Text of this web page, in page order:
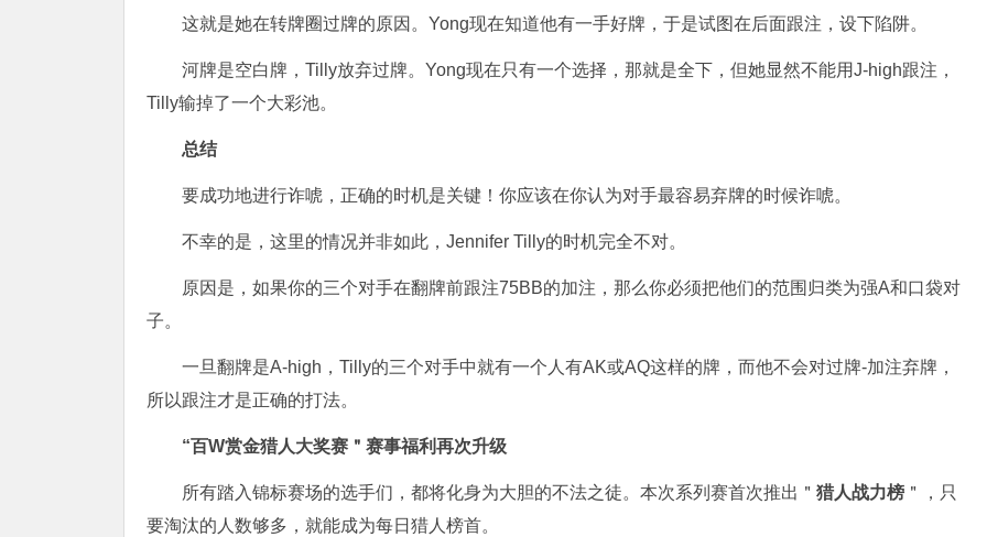
这就是她在转牌圈过牌的原因。Yong现在知道他有一手好牌，于是试图在后面跟注，设下陷阱。
河牌是空白牌，Tilly放弃过牌。Yong现在只有一个选择，那就是全下，但她显然不能用J-high跟注，
Tilly输掉了一个大彩池。
总结
要成功地进行诈唬，正确的时机是关键！你应该在你认为对手最容易弃牌的时候诈唬。
不幸的是，这里的情况并非如此，Jennifer Tilly的时机完全不对。
原因是，如果你的三个对手在翻牌前跟注75BB的加注，那么你必须把他们的范围归类为强A和口袋对
子。
一旦翻牌是A-high，Tilly的三个对手中就有一个人有AK或AQ这样的牌，而他不会对过牌-加注弃牌，
所以跟注才是正确的打法。
“百W赏金猎人大奖赛＂ 赛事福利再次升级
所有踏入锦标赛场的选手们，都将化身为大胆的不法之徒。本次系列赛首次推出＂ 猎人战力榜 ＂，只
要淘汰的人数够多，就能成为每日猎人榜首。